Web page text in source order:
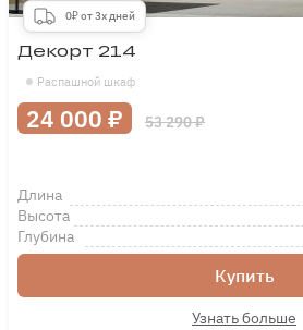
0₽ от 3х дней
Распашной шкаф
Декорт 214
24 000 ₽ 53 290 ₽
Длина
Высота
Глубина
Купить
Узнать больше